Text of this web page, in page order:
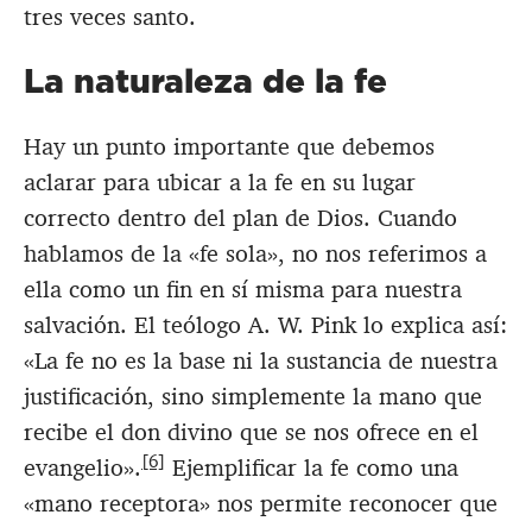
tres veces santo.
La naturaleza de la fe
Hay un punto importante que debemos
aclarar para ubicar a la fe en su lugar
correcto dentro del plan de Dios. Cuando
hablamos de la «fe sola», no nos referimos a
ella como un fin en sí misma para nuestra
salvación. El teólogo A. W. Pink lo explica así:
«La fe no es la base ni la sustancia de nuestra
justificación, sino simplemente la mano que
recibe el don divino que se nos ofrece en el
evangelio». [6] Ejemplificar la fe como una
«mano receptora» nos permite reconocer que